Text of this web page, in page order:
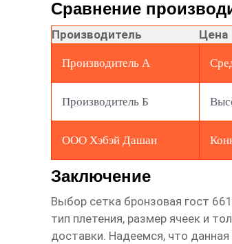
Сравнение
Производитель Цена
Производитель А
Производитель Б
ООО Хэбэй Дашан
Заключение
Выбор сетка бронзовая гост
тип плетения, размер ячеек и
доставки. Надеемся, что